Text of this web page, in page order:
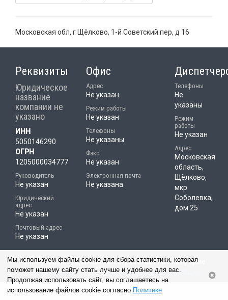
Московская обл, г Щёлково, 1-й Советский пер, д 16
Реквизиты
Юридическое
название
компании не
указано
ИНН
5050146290
ОГРН
1205000034777
Руководитель
Не указан
Юридический
адрес
Не указан
Почтовый адрес
Не указан
Офис
Адрес
Не указан
Режим работы
Не указан
Телефоны
Не указаны
Факс
Не указан
Электронная почта
Не указана
Телефоны
Не
указаны
Режим
работы
Не указан
Адрес
Московская
область,
Щёлково,
мкр
Соболевка,
дом 25
Сайт управляющей компании работает на платформе
«РосКвартал»
| Версия для слабовидящих
Мы используем файлы cookie для сбора статистики, которая
поможет нашему сайту стать лучше и удобнее для вас.
Продолжая использовать сайт, вы соглашаетесь на
использование файлов cookie согласно Политике